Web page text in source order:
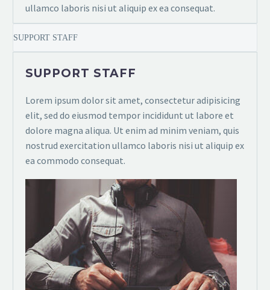
ullamco laboris nisi ut aliquip ex ea consequat.
SUPPORT STAFF
SUPPORT STAFF
Lorem ipsum dolor sit amet, consectetur adipisicing
elit, sed do eiusmod tempor incididunt ut labore et
dolore magna aliqua. Ut enim ad minim veniam, quis
nostrud exercitation ullamco laboris nisi ut aliquip ex
ea commodo consequat.